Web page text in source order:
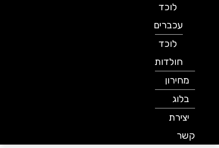
לוכד
עכברים
לוכד
חולדות
מחירון
בלוג
יצירת
קשר